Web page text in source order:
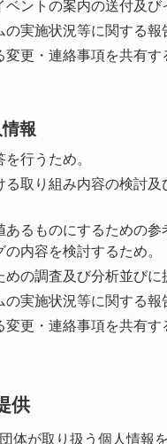
ントの案内の送付及び
実施状況等に関する
更・連絡事項を共有す
報
行うため。
取り組み内容の検討
るものにするための
内容を検討するため。
の調査及び分析並びに
実施状況等に関する
更・連絡事項を共有す
供
体が取り扱う個人情報